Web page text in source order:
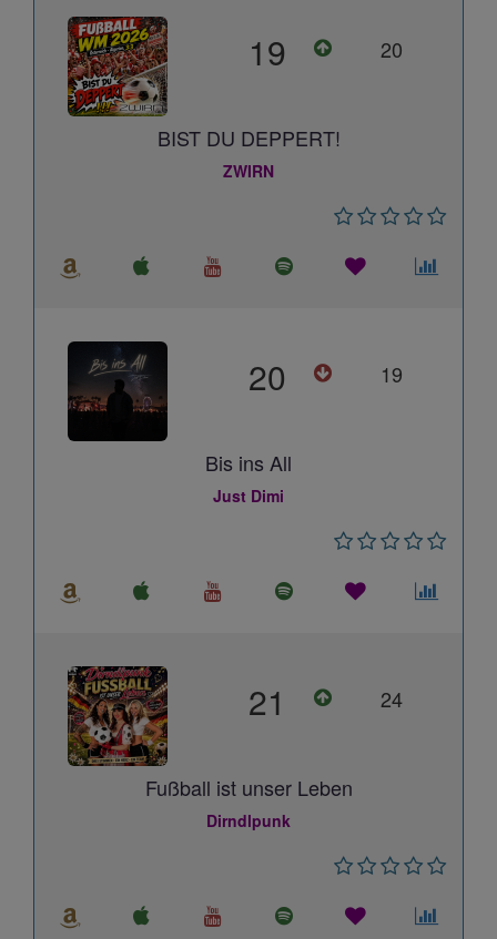
19 20
BIST DU DEPPERT!
ZWIRN
20 19
Bis ins All
Just Dimi
21 24
Fußball ist unser Leben
Dirndlpunk